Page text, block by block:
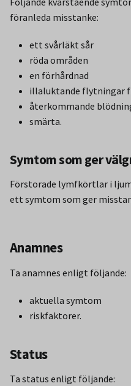
föranleda misstanke:
ett svårläkt sår
röda områden
en förhårdnad
illaluktande flytningar
återkommande
smärta.
Symtom som ger
Förstorade lymfkörtlar i
ett symtom som ger
Anamnes
Ta anamnes enligt följande:
aktuella symtom
riskfaktorer.
Status
Ta status enligt följande: